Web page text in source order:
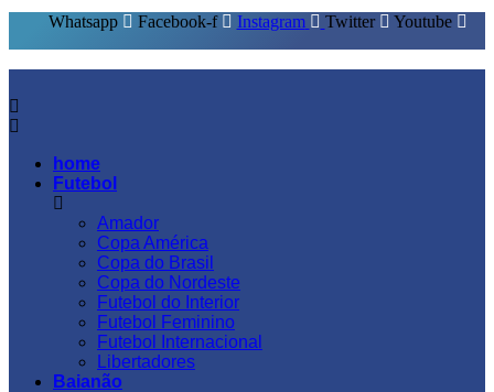
Whatsapp Facebook-f Instagram Twitter Youtube
home
Futebol
Amador
Copa América
Copa do Brasil
Copa do Nordeste
Futebol do Interior
Futebol Feminino
Futebol Internacional
Libertadores
Baianão